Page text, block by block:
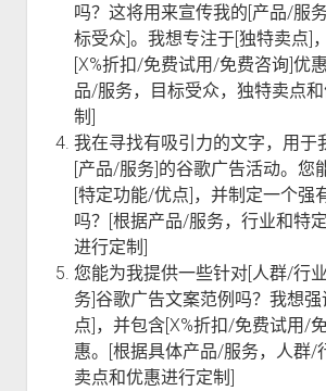
吗？这将用来宣传我的[产品/服
标受众]。我想专注于[独特卖点]
[X%折扣/免费试用/免费咨询]优
品/服务，目标受众，独特卖点
制]
我在寻找有吸引力的文字，用于
[产品/服务]的谷歌广告活动。您
[特定功能/优点]，并制定一个强
吗？[根据产品/服务，行业和特
进行定制]
您能为我提供一些针对[人群/行
务]谷歌广告文案范例吗？我想强
点]，并包含[X%折扣/免费试用/
惠。[根据具体产品/服务，人群/
卖点和优惠进行定制]